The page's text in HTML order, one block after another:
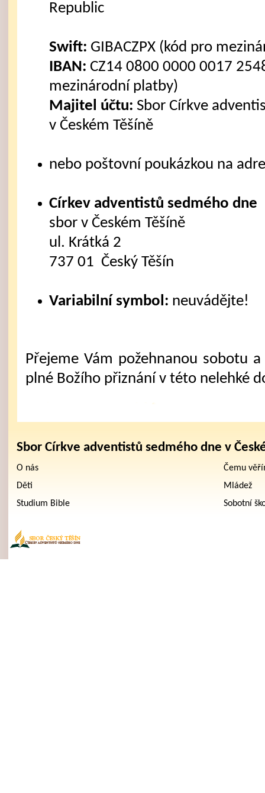
Republic
Swift: GIBACZPX (kód pro
IBAN: CZ14 0800 0000 0017
mezinárodní platby)
Majitel účtu: Sbor Církve
v Českém Těšíně
nebo poštovní poukázkou na
Církev adventistů sedmého dne
sbor v Českém Těšíně
ul. Krátká 2
737 01 Český Těšín
Variabilní symbol: neuvádějte!
Přejeme Vám požehnanou sobotu
plné Božího přiznání v této nelehké
Sbor Církve adventistů sedmého dne v
O nás
Čemu
Děti
Mládež
Studium Bible
Sobotní